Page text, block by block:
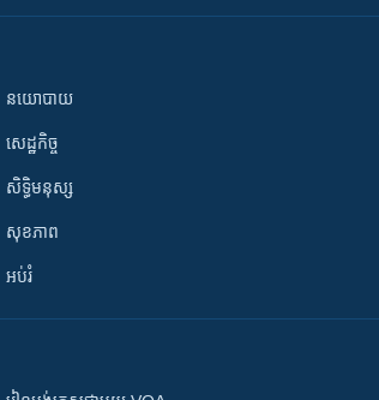
នយោបាយ
សេដ្ឋកិច្ច
សិទ្ធិមនុស្ស
សុខភាព
អប់រំ